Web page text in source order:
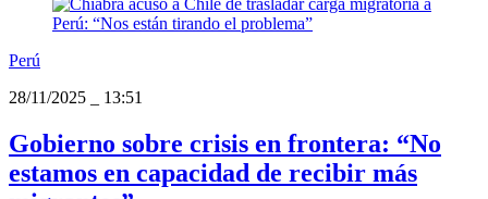
Perú
28/11/2025
13:51
Gobierno sobre crisis en frontera: “No
estamos en capacidad de recibir más